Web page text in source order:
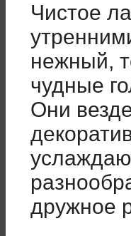
Чистое
нежный,
чудные
Они
дружное